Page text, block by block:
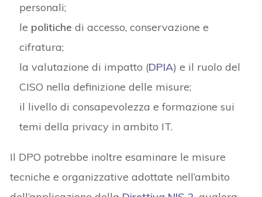
personali;
le politiche di accesso, conservazione e
cifratura;
la valutazione di impatto (DPIA) e il ruolo del
CISO nella definizione delle misure;
il livello di consapevolezza e formazione sui
temi della privacy in ambito IT.
Il DPO potrebbe inoltre esaminare le misure
tecniche e organizzative adottate nell’ambito